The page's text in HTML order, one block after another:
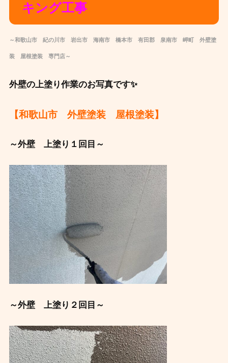
キング工事
～和歌山市 紀の川市 岩出市 海南市 橋本市 有田郡 泉南市 岬町 外壁塗
装 屋根塗装 専門店～
外壁の上塗り作業のお写真です✨
【和歌山市 外壁塗装 屋根塗装】
～外壁 上塗り１回目～
～外壁 上塗り２回目～